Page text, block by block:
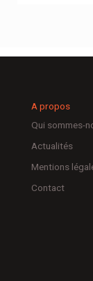
A propos
Qui sommes-
Actualités
Mentions
Contact